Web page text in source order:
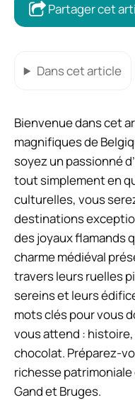
Partager cet
Dans cet article
Bienvenue dans cet
magnifiques de
soyez un passionné
tout simplement en
culturelles, vous
destinations
des joyaux flamands
charme médiéval
travers leurs ruelles
sereins et leurs
mots clés pour vous
vous attend :
chocolat. Préparez-
richesse
Gand et Bruges.